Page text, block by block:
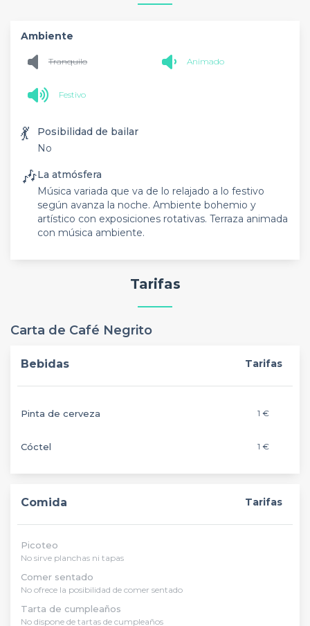
Ambiente
Tranquilo Animado
Festivo
💃
Posibilidad de bailar
No
🎶La atmósfera
Música variada que va de lo relajado a lo festivo
según avanza la noche. Ambiente bohemio y
artístico con exposiciones rotativas. Terraza animada
con música ambiente.
Tarifas
Carta de Café Negrito
Bebidas Tarifas
Pinta de cerveza 1 €
Cóctel 1 €
Comida Tarifas
Picoteo
No sirve planchas ni tapas
Comer sentado
No ofrece la posibilidad de comer sentado
Tarta de cumpleaños
No dispone de tartas de cumpleaños